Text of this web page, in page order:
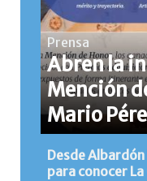
Prensa
Abren la
Mención
Mario
Desde
para conocer